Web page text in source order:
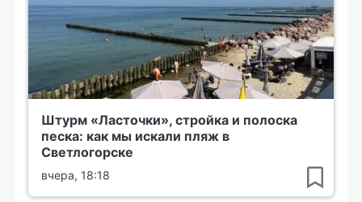
Штурм «Ласточки», стройка и полоска
песка: как мы искали пляж в
Светлогорске
вчера, 18:18